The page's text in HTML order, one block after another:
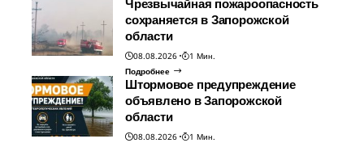
сохраняется в Запорожской
области
08.08.2026
1 Мин.
Подробнее
Штормовое предупреждение
объявлено в Запорожской
области
08.08.2026
1 Мин.